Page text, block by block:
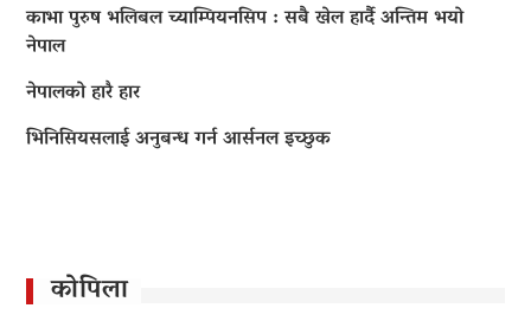
काभा पुरुष भलिबल च्याम्पियनसिप : सबै खेल हार्दै अन्तिम भयो
नेपाल
नेपालको हारै हार
भिनिसियसलाई अनुबन्ध गर्न आर्सनल इच्छुक
कोपिला